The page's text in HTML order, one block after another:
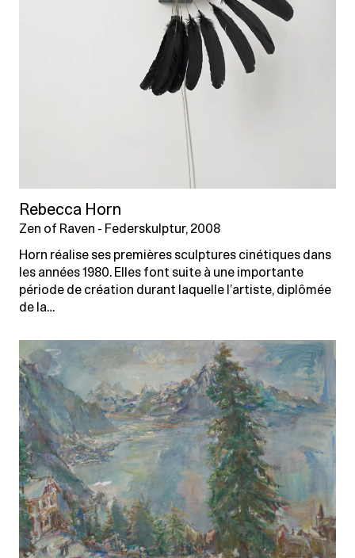
Rebecca Horn
Zen of Raven - Federskulptur, 2008
Horn réalise ses premières sculptures cinétiques dans
les années 1980. Elles font suite à une importante
période de création durant laquelle l’artiste, diplômée
de la…